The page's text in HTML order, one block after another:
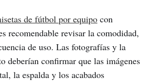
de fútbol por equipo con
recomendable revisar la comodidad,
de uso. Las fotografías y la
deberían confirmar que las imágenes
la espalda y los acabados